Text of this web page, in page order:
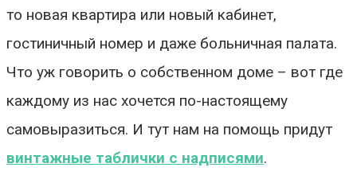
то новая квартира или новый кабинет,
гостиничный номер и даже больничная палата.
Что уж говорить о собственном доме – вот где
каждому из нас хочется по-настоящему
самовыразиться. И тут нам на помощь придут
винтажные таблички с надписями.